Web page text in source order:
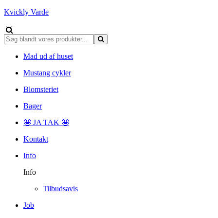
Kvickly Varde
Mad ud af huset
Mustang cykler
Blomsteriet
Bager
🤩 JA TAK 🤩
Kontakt
Info
Info
Tilbudsavis
Job